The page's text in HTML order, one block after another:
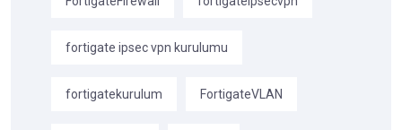
fortigate ipsec vpn kurulumu
fortigatekurulum FortigateVLAN